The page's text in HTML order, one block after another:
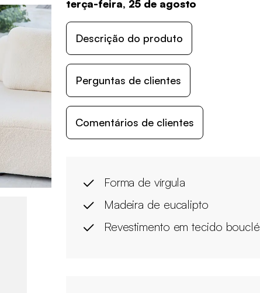
terça-feira, 25 de agosto
Descrição do produto
Perguntas de clientes
Comentários de clientes
Forma de vírgula
Madeira de eucalipto
Revestimento em tecido bouclé